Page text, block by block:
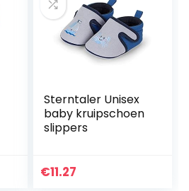
Sterntaler Unisex
baby kruipschoen
slippers
€11.27